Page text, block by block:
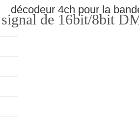
décodeur 4ch pour la
signal de 16bit/8bit